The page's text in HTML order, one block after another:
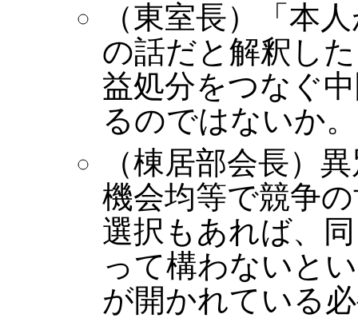
（東室長）「本
の話だと解釈し
益処分をつなぐ
るのではないか。
（棟居部会長）
機会均等で競争
選択もあれば、
って構わないと
が開かれている